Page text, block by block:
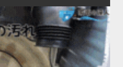
ビだらけになっている
け置き」だけでは落と
ロによる洗濯機分解